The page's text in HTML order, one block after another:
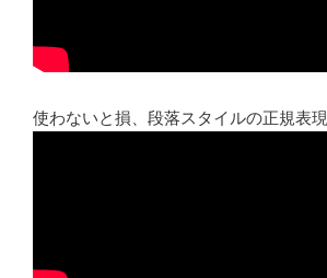
使わないと損、段落スタイルの正規表現